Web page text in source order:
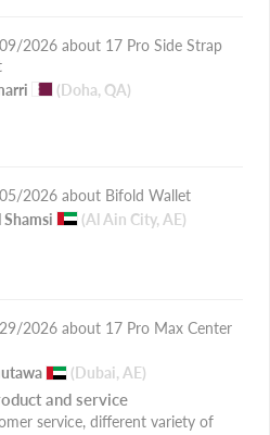
2026
17 Pro Side Strap
(Doha, QA)
2026
Bifold Wallet
(Al Ain City, AE)
2026
17 Pro Max Center
(Dubai, AE)
and service
service, different variety of